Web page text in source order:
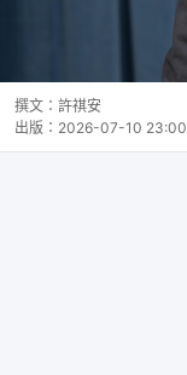
撰文： 許祺安
出版： 2026-07-10 23:00